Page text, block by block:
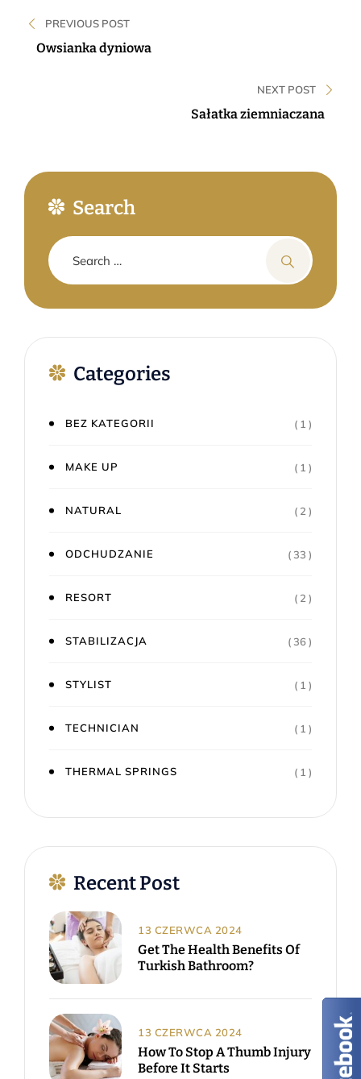
wpisu
PREVIOUS POST
Owsianka dyniowa
NEXT POST
Sałatka ziemniaczana
Search
Categories
BEZ KATEGORII ( 1 )
MAKE UP ( 1 )
NATURAL ( 2 )
ODCHUDZANIE ( 33 )
RESORT ( 2 )
STABILIZACJA ( 36 )
STYLIST ( 1 )
TECHNICIAN ( 1 )
THERMAL SPRINGS ( 1 )
Recent Post
Get The Health Benefits Of
Turkish Bathroom?
13 CZERWCA 2024
How To Stop A Thumb Injury
Before It Starts
13 CZERWCA 2024